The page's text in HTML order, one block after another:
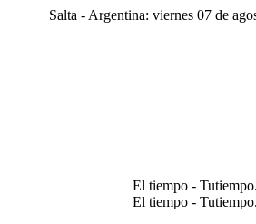
Salta - Argentina: viernes 07 de
El tiempo -
El tiempo -